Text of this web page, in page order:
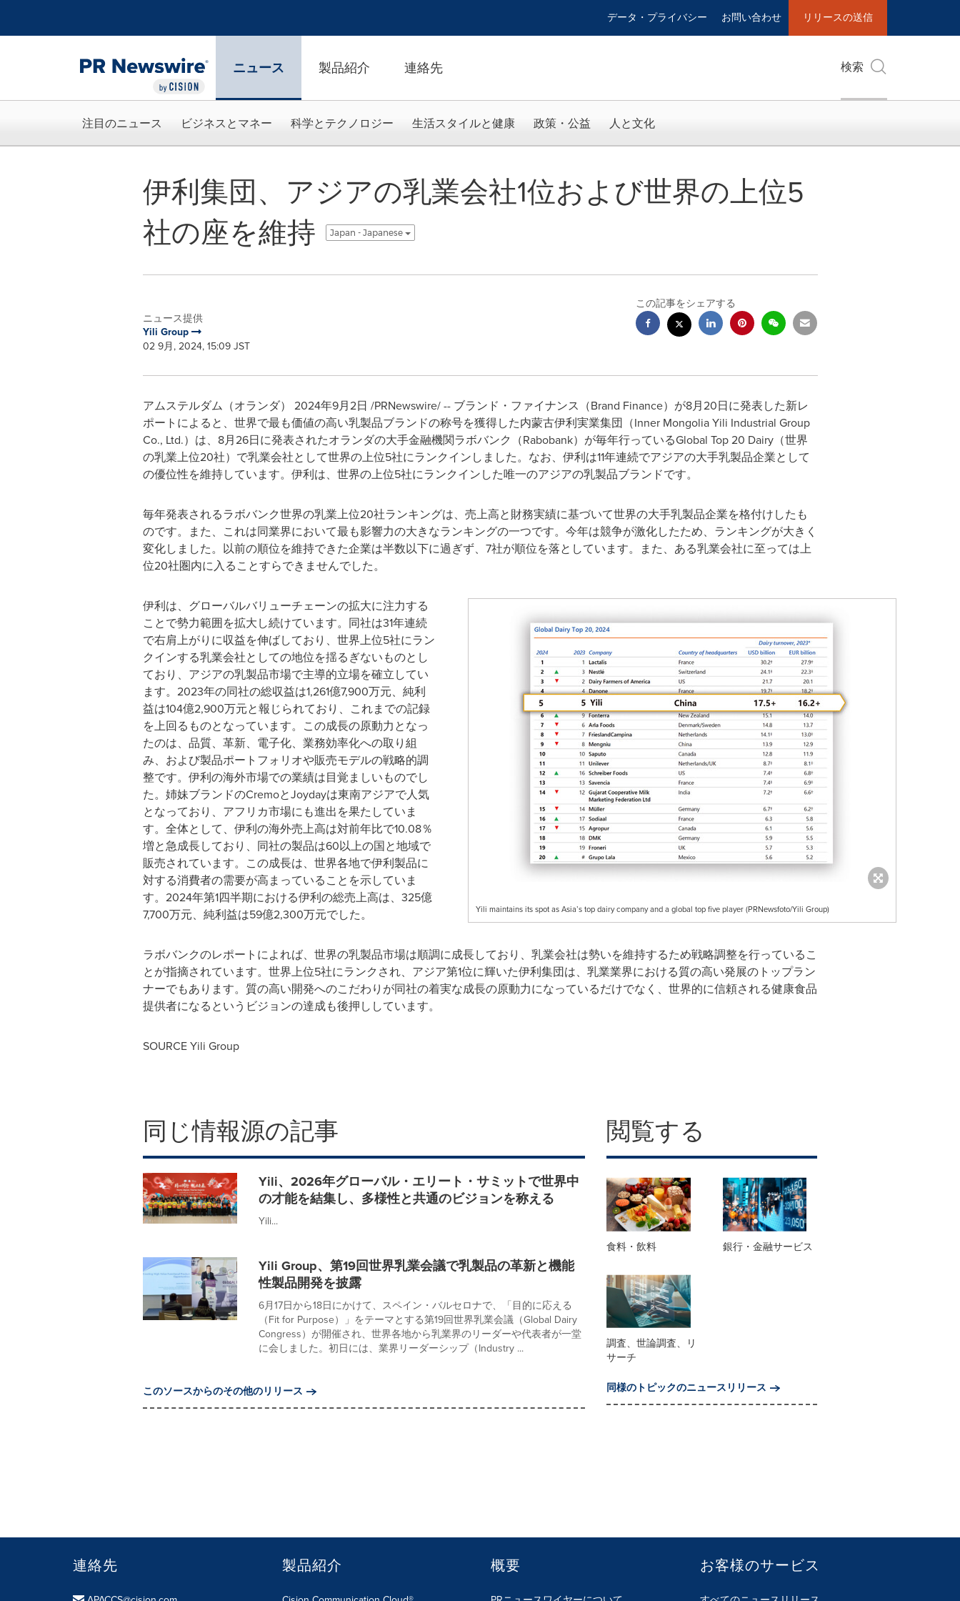
データ・プライバシー お問い合わせ リリースの送信
ニュース 製品紹介 連絡先 検索
注目のニュース ビジネスとマネー 科学とテクノロジー 生活スタイルと健康 政策・公益 人と文化
伊利集団、アジアの乳業会社1位および世界の上位5
社の座を維持
Japan - Japanese
ニュース提供
Yili Group
02 9月, 2024, 15:09 JST
この記事をシェアする
アムステルダム（オランダ） 2024年9月2日 /PRNewswire/ -- ブランド・ファイナンス（Brand Finance）が8月20日に発表した新レ
ポートによると、世界で最も価値の高い乳製品ブランドの称号を獲得した内蒙古伊利実業集団（Inner Mongolia Yili Industrial Group
Co., Ltd.）は、8月26日に発表されたオランダの大手金融機関ラボバンク（Rabobank）が毎年行っているGlobal Top 20 Dairy（世界
の乳業上位20社）で乳業会社として世界の上位5社にランクインしました。なお、伊利は11年連続でアジアの大手乳製品企業として
の優位性を維持しています。伊利は、世界の上位5社にランクインした唯一のアジアの乳製品ブランドです。
毎年発表されるラボバンク世界の乳業上位20社ランキングは、売上高と財務実績に基づいて世界の大手乳製品企業を格付けしたも
のです。また、これは同業界において最も影響力の大きなランキングの一つです。今年は競争が激化したため、ランキングが大きく
変化しました。以前の順位を維持できた企業は半数以下に過ぎず、7社が順位を落としています。また、ある乳業会社に至っては上
位20社圏内に入ることすらできませんでした。
Yili maintains its spot as Asia’s top dairy company and a global top five player (PRNewsfoto/Yili Group)
伊利は、グローバルバリューチェーンの拡大に注力する
ことで勢力範囲を拡大し続けています。同社は31年連続
で右肩上がりに収益を伸ばしており、世界上位5社にラン
クインする乳業会社としての地位を揺るぎないものとし
ており、アジアの乳製品市場で主導的立場を確立してい
ます。2023年の同社の総収益は1,261億7,900万元、純利
益は104億2,900万元と報じられており、これまでの記録
を上回るものとなっています。この成長の原動力となっ
たのは、品質、革新、電子化、業務効率化への取り組
み、および製品ポートフォリオや販売モデルの戦略的調
整です。伊利の海外市場での業績は目覚ましいものでし
た。姉妹ブランドのCremoとJoydayは東南アジアで人気
となっており、アフリカ市場にも進出を果たしていま
す。全体として、伊利の海外売上高は対前年比で10.08％
増と急成長しており、同社の製品は60以上の国と地域で
販売されています。この成長は、世界各地で伊利製品に
対する消費者の需要が高まっていることを示していま
す。2024年第1四半期における伊利の総売上高は、325億
7,700万元、純利益は59億2,300万元でした。
ラボバンクのレポートによれば、世界の乳製品市場は順調に成長しており、乳業会社は勢いを維持するため戦略調整を行っているこ
とが指摘されています。世界上位5社にランクされ、アジア第1位に輝いた伊利集団は、乳業業界における質の高い発展のトップラン
ナーでもあります。質の高い開発へのこだわりが同社の着実な成長の原動力になっているだけでなく、世界的に信頼される健康食品
提供者になるというビジョンの達成も後押ししています。
SOURCE Yili Group
同じ情報源の記事
Yili、2026年グローバル・エリート・サミットで世界中
の才能を結集し、多様性と共通のビジョンを称える
Yili...
Yili Group、第19回世界乳業会議で乳製品の革新と機能
性製品開発を披露
6月17日から18日にかけて、スペイン・バルセロナで、「目的に応える
（Fit for Purpose）」をテーマとする第19回世界乳業会議（Global Dairy
Congress）が開催され、世界各地から乳業界のリーダーや代表者が一堂
に会しました。初日には、業界リーダーシップ（Industry ...
このソースからのその他のリリース
閲覧する
食料・飲料 銀行・金融サービス
調査、世論調査、リ
サーチ
同様のトピックのニュースリリース
連絡先 製品紹介 概要 お客様のサービス